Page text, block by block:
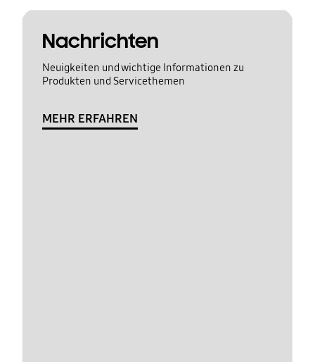
Nachrichten
Neuigkeiten und wichtige Informationen zu
Produkten und Servicethemen
MEHR ERFAHREN